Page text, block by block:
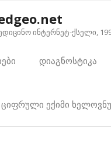
ინტერნეტ-ქსელი,
დიაგნოსტიკა
ციფრული ექიმი